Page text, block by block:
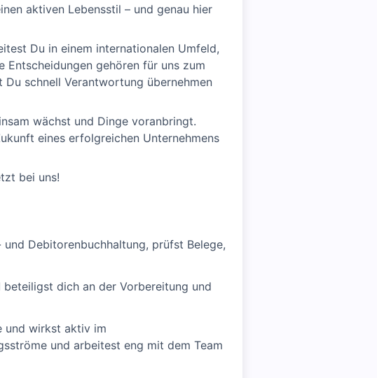
aktiven Lebensstil – und genau hier
Du in einem internationalen Umfeld,
Entscheidungen gehören für uns zum
schnell Verantwortung übernehmen
wächst und Dinge voranbringt.
eines erfolgreichen Unternehmens
bei uns!
Debitorenbuchhaltung, prüfst Belege,
dich an der Vorbereitung und
und wirkst aktiv im
und arbeitest eng mit dem Team